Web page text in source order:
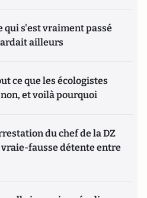
qui s'est vraiment passé
ailleurs
ce que les écologistes
et voilà pourquoi
du chef de la DZ
vraie-fausse détente entre